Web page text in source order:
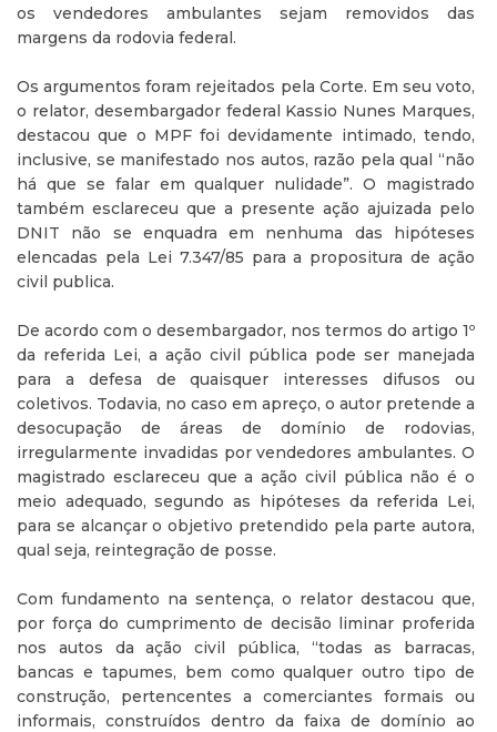
os vendedores ambulantes sejam removidos das
margens da rodovia federal.
Os argumentos foram rejeitados pela Corte. Em seu voto,
o relator, desembargador federal Kassio Nunes Marques,
destacou que o MPF foi devidamente intimado, tendo,
inclusive, se manifestado nos autos, razão pela qual “não
há que se falar em qualquer nulidade”. O magistrado
também esclareceu que a presente ação ajuizada pelo
DNIT não se enquadra em nenhuma das hipóteses
elencadas pela Lei 7.347/85 para a propositura de ação
civil publica.
De acordo com o desembargador, nos termos do artigo 1º
da referida Lei, a ação civil pública pode ser manejada
para a defesa de quaisquer interesses difusos ou
coletivos. Todavia, no caso em apreço, o autor pretende a
desocupação de áreas de domínio de rodovias,
irregularmente invadidas por vendedores ambulantes. O
magistrado esclareceu que a ação civil pública não é o
meio adequado, segundo as hipóteses da referida Lei,
para se alcançar o objetivo pretendido pela parte autora,
qual seja, reintegração de posse.
Com fundamento na sentença, o relator destacou que,
por força do cumprimento de decisão liminar proferida
nos autos da ação civil pública, “todas as barracas,
bancas e tapumes, bem como qualquer outro tipo de
construção, pertencentes a comerciantes formais ou
informais, construídos dentro da faixa de domínio ao